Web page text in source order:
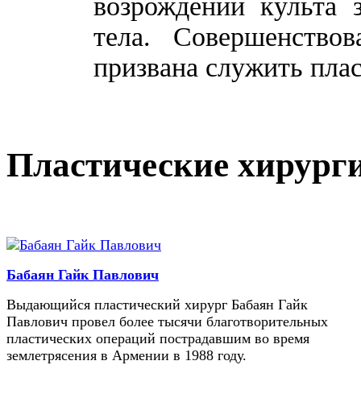
возрождении культа
тела.
призвана служить
Пластические
Бабаян Гайк Павлович
Выдающийся пластический хирург Бабаян Гайк
Павлович провел более тысячи благотворительных
пластических операций пострадавшим во время
землетрясения в Армении в 1988 году.